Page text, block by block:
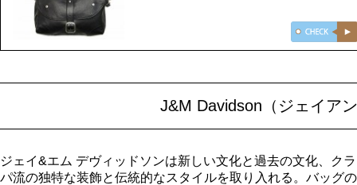
J&M Davidson（ジェイア
ジェイ&エム デヴィッドソンは新しい文化と過去の文化、ク
パ流の独特な装飾と伝統的なスタイルを取り入れる。バッグ